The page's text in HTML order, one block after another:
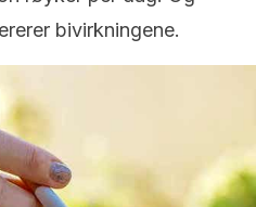
bivirkningene.